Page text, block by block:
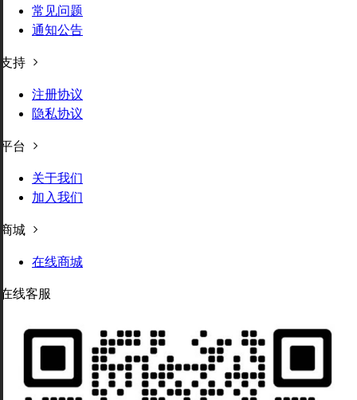
常见问题
通知公告
支持
注册协议
隐私协议
平台
关于我们
加入我们
商城
在线商城
在线客服